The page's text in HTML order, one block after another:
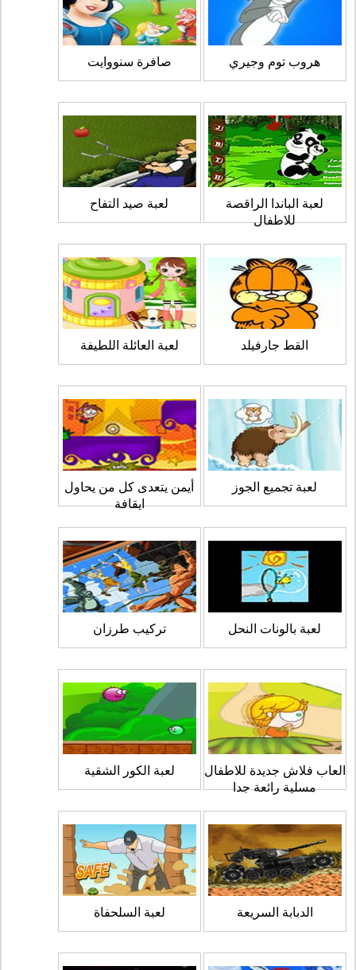
هروب توم وجيري صافرة سنووايت
لعبة الباندا الراقصة
للاطفال
لعبة صيد التفاح
القط جارفيلد لعبة العائلة اللطيفة
لعبة تجميع الجوز
أيمن يتعدى كل من يحاول
ايقافة
لعبة بالونات النحل تركيب طرزان
العاب فلاش جديدة للاطفال
مسلية رائعة جدا
لعبة الكور الشقية
الدبابة السريعة لعبة السلحفاة